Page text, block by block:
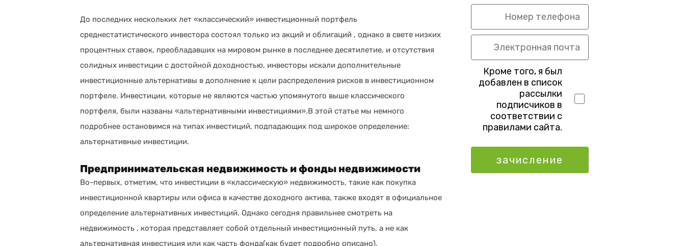
До последних нескольких лет «классический» инвестиционный портфель
среднестатистического инвестора состоял только из акций и облигаций , однако в свете низких
процентных ставок, преобладавших на мировом рынке в последнее десятилетие, и отсутствия
солидных инвестиции с достойной доходностью, инвесторы искали дополнительные
инвестиционные альтернативы в дополнение к цели распределения рисков в инвестиционном
портфеле. Инвестиции, которые не являются частью упомянутого выше классического
портфеля, были названы «альтернативными инвестициями».В этой статье мы немного
подробнее остановимся на типах инвестиций, подпадающих под широкое определение:
альтернативные инвестиции.
Предпринимательская недвижимость и фонды недвижимости
Во-первых, отметим, что инвестиции в «классическую» недвижимость, такие как покупка
инвестиционной квартиры или офиса в качестве доходного актива, также входят в официальное
определение альтернативных инвестиций. Однако сегодня правильнее смотреть на
недвижимость , которая представляет собой отдельный инвестиционный путь, а не как
альтернативная инвестиция или как часть фонда(как будет подробно описано).
Кроме того, я был
добавлен в список
рассылки
подписчиков в
соответствии с
правилами сайта.
зачисление